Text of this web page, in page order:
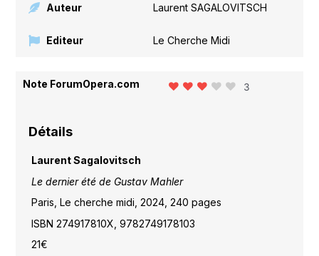
Auteur Laurent SAGALOVITSCH
Editeur Le Cherche Midi
Note ForumOpera.com 3
Détails
Laurent Sagalovitsch
Le dernier été de Gustav Mahler
Paris, Le cherche midi, 2024, 240 pages
ISBN 274917810X, 9782749178103
21€